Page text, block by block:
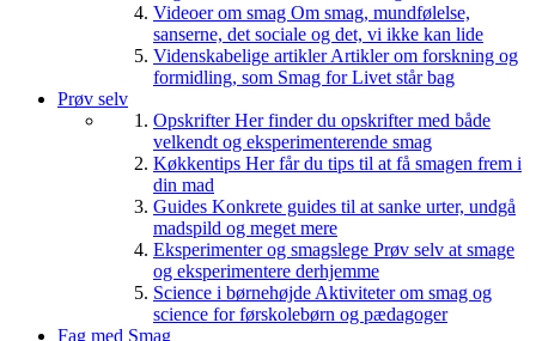
Videoer om smag Om smag, mundfølelse,
sanserne, det sociale og det, vi ikke kan lide
Videnskabelige artiklerArtikler om forskning og
formidling, som Smag for Livet står bag
Prøv selv
OpskrifterHer finder du opskrifter med både
velkendt og eksperimenterende smag
Køkkentips Her får du tips til at få smagen frem i
din mad
Guides Konkrete guides til at sanke urter, undgå
madspild og meget mere
Eksperimenter og smagslege Prøv selv at smage
og eksperimentere derhjemme
Science i børnehøjde Aktiviteter om smag og
science for førskolebørn og pædagoger
Fag med Smag